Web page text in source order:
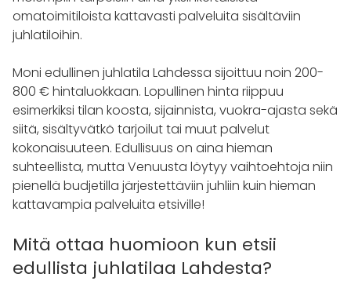
omatoimitiloista kattavasti palveluita sisältäviin
juhlatiloihin.
Moni edullinen juhlatila Lahdessa sijoittuu noin 200-
800 € hintaluokkaan. Lopullinen hinta riippuu
esimerkiksi tilan koosta, sijainnista, vuokra-ajasta sekä
siitä, sisältyvätkö tarjoilut tai muut palvelut
kokonaisuuteen. Edullisuus on aina hieman
suhteellista, mutta Venuusta löytyy vaihtoehtoja niin
pienellä budjetilla järjestettäviin juhliin kuin hieman
kattavampia palveluita etsiville!
Mitä ottaa huomioon kun etsii
edullista juhlatilaa Lahdesta?